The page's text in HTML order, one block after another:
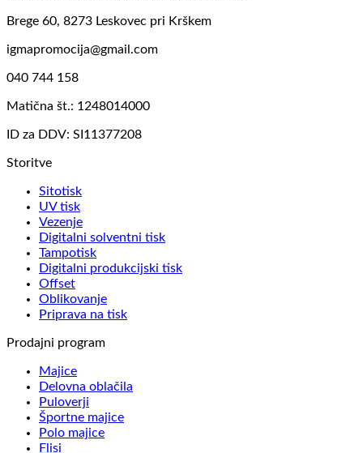
Brege 60, 8273 Leskovec pri Krškem
igmapromocija@gmail.com
040 744 158
Matična št.: 1248014000
ID za DDV: SI11377208
Storitve
Sitotisk
UV tisk
Vezenje
Digitalni solventni tisk
Tampotisk
Digitalni produkcijski tisk
Offset
Oblikovanje
Priprava na tisk
Prodajni program
Majice
Delovna oblačila
Puloverji
Športne majice
Polo majice
Flisi